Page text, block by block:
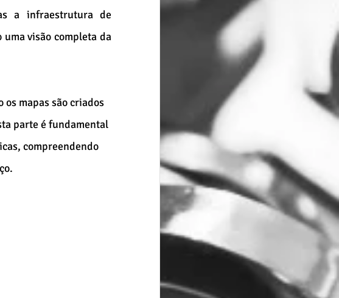
a infraestrutura de
visão completa da
os mapas são criados
parte é fundamental
compreendendo